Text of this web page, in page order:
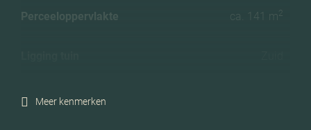
Perceeloppervlakte ca. 141 m 2
Energielabel
Meer kenmerken